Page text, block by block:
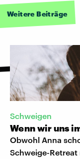
Weitere Beiträge
Schweigen
Wenn wir uns
Obwohl Anna
Schweige-